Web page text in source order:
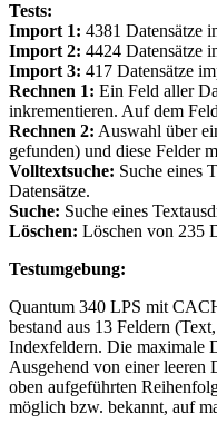
Tests:
Import 1: 4381 Datensätze
Import 2: 4424 Datensätze
Import 3: 417 Datensätze
Rechnen 1: Ein Feld aller
inkrementieren. Auf dem
Rechnen 2: Auswahl über
gefunden) und diese Felder
Volltextsuche: Suche eines
Datensätze.
Suche: Suche eines
Löschen: Löschen von 235
Testumgebung:
Quantum 340 LPS mit
bestand aus 13 Feldern
Indexfeldern. Die maximale
Ausgehend von einer leeren
oben aufgeführten
möglich bzw. bekannt, auf